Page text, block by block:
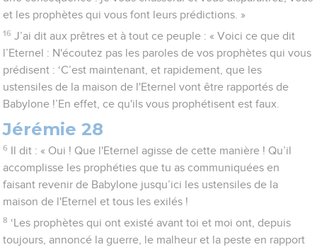
et les prophètes qui vous font leurs prédictions. »
16 J’ai dit aux prêtres et à tout ce peuple : « Voici ce que dit
l’Eternel : N'écoutez pas les paroles de vos prophètes qui vous
prédisent : ‘C’est maintenant, et rapidement, que les
ustensiles de la maison de l'Eternel vont être rapportés de
Babylone !’En effet, ce qu'ils vous prophétisent est faux.
Jérémie 28
6
Il dit : « Oui ! Que l'Eternel agisse de cette manière ! Qu’il
accomplisse les prophéties que tu as communiquées en
faisant revenir de Babylone jusqu’ici les ustensiles de la
maison de l'Eternel et tous les exilés !
8 ‘Les prophètes qui ont existé avant toi et moi ont, depuis
toujours, annoncé la guerre, le malheur et la peste en rapport